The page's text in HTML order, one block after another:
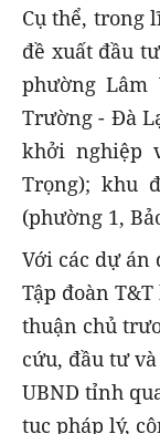
Cụ thể, trong
đề xuất đầu
phường
Trường - Đà
khởi nghiệp
Trọng); khu
(phường 1,
Với các dự án
Tập đoàn
thuận chủ
cứu, đầu tư
UBND tỉnh
tục pháp lý,